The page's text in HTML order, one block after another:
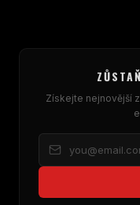
Získejte nejnovější